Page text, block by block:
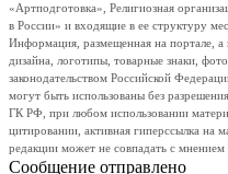
«Артподготовка», Религиозная
в России» и входящие в ее структуру
Информация, размещенная на портале,
дизайна, логотипы, товарные знаки,
законодательством Российской
могут быть использованы без
ГК РФ, при любом использовании
цитировании, активная гиперссылка на
редакции может не совпадать с мнением
Сообщение отправлено